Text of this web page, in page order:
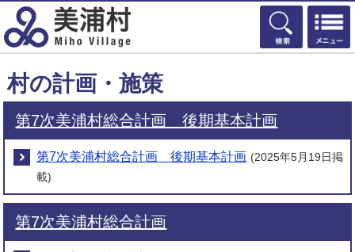
検索
村の計画・施策
第7次美浦村総合計画 後期基本計画
第7次美浦村総合計画 後期基本計画 (2025年5月19日掲
載)
第7次美浦村総合計画